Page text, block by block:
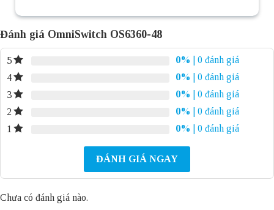
Đánh giá OmniSwitch OS6360-48
5 0%
| 0 đánh giá
4
0%
| 0 đánh giá
3
0%
| 0 đánh giá
2
0%
| 0 đánh giá
1
0% | 0 đánh giá
ĐÁNH GIÁ NGAY
Chưa có đánh giá nào.